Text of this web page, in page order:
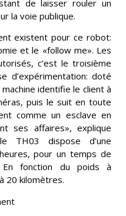
de laisser rouler un
la voie publique.
existent pour ce robot:
et le «follow me». Les
c’est le troisième
d’expérimentation: doté
identifie le client à
puis le suit en toute
comme un esclave en
ses affaires», explique
TH03 dispose d’une
pour un temps de
fonction du poids à
20 kilomètres.